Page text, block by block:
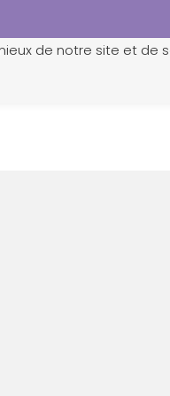
de notre site et de